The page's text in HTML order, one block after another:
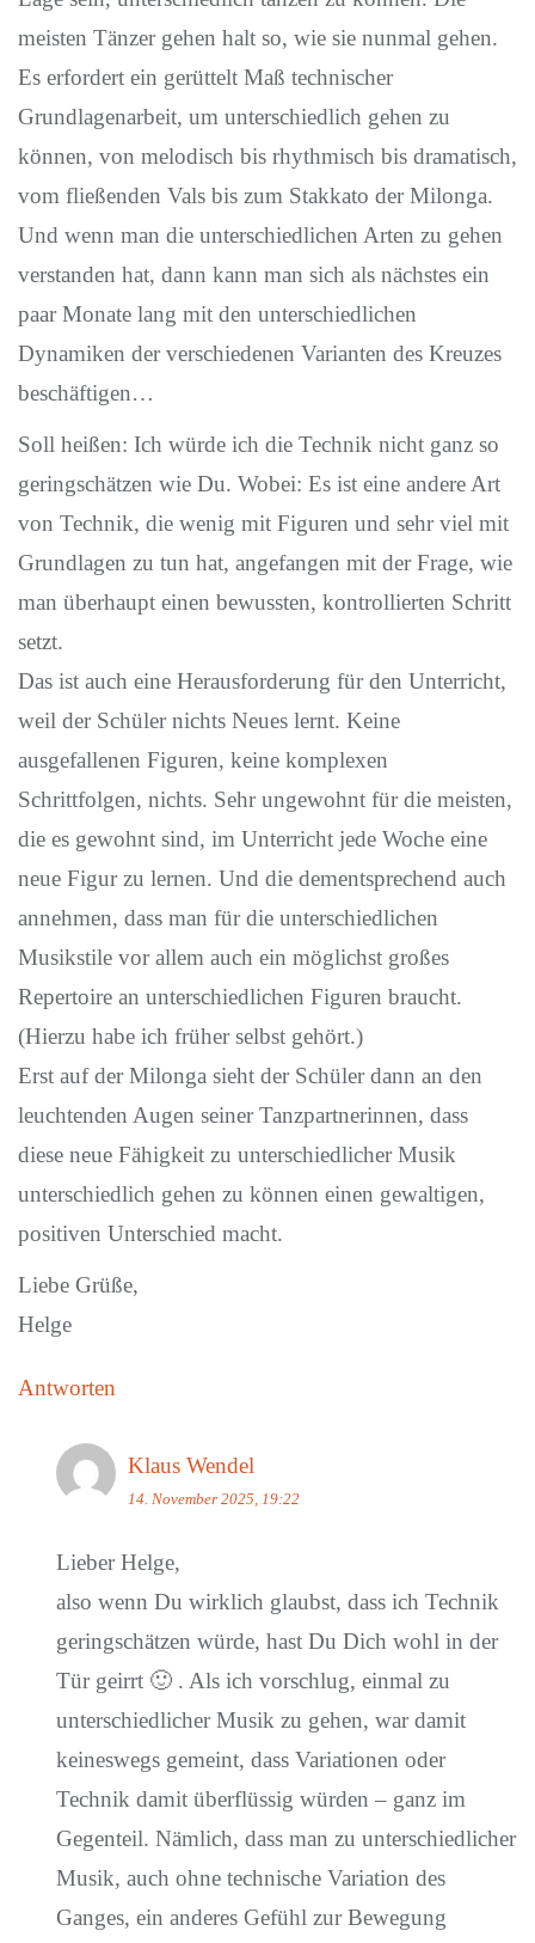
meisten Tänzer gehen halt so, wie sie nunmal gehen.
Es erfordert ein gerüttelt Maß technischer
Grundlagenarbeit, um unterschiedlich gehen zu
können, von melodisch bis rhythmisch bis dramatisch,
vom fließenden Vals bis zum Stakkato der Milonga.
Und wenn man die unterschiedlichen Arten zu gehen
verstanden hat, dann kann man sich als nächstes ein
paar Monate lang mit den unterschiedlichen
Dynamiken der verschiedenen Varianten des Kreuzes
beschäftigen…
Soll heißen: Ich würde ich die Technik nicht ganz so
geringschätzen wie Du. Wobei: Es ist eine andere Art
von Technik, die wenig mit Figuren und sehr viel mit
Grundlagen zu tun hat, angefangen mit der Frage, wie
man überhaupt einen bewussten, kontrollierten Schritt
setzt.
Das ist auch eine Herausforderung für den Unterricht,
weil der Schüler nichts Neues lernt. Keine
ausgefallenen Figuren, keine komplexen
Schrittfolgen, nichts. Sehr ungewohnt für die meisten,
die es gewohnt sind, im Unterricht jede Woche eine
neue Figur zu lernen. Und die dementsprechend auch
annehmen, dass man für die unterschiedlichen
Musikstile vor allem auch ein möglichst großes
Repertoire an unterschiedlichen Figuren braucht.
(Hierzu habe ich früher selbst gehört.)
Erst auf der Milonga sieht der Schüler dann an den
leuchtenden Augen seiner Tanzpartnerinnen, dass
diese neue Fähigkeit zu unterschiedlicher Musik
unterschiedlich gehen zu können einen gewaltigen,
positiven Unterschied macht.
Liebe Grüße,
Helge
Antworten
Klaus Wendel
14. November 2025, 19:22
Lieber Helge,
also wenn Du wirklich glaubst, dass ich Technik
geringschätzen würde, hast Du Dich wohl in der
Tür geirrt 🙂 . Als ich vorschlug, einmal zu
unterschiedlicher Musik zu gehen, war damit
keineswegs gemeint, dass Variationen oder
Technik damit überflüssig würden – ganz im
Gegenteil. Nämlich, dass man zu unterschiedlicher
Musik, auch ohne technische Variation des
Ganges, ein anderes Gefühl zur Bewegung